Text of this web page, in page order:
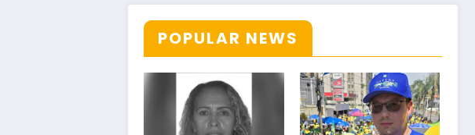
POPULAR NEWS